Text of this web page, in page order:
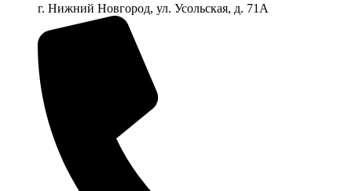
г. Нижний Новгород, ул. Усольская, д. 71А